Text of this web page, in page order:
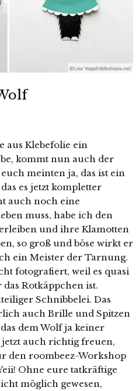
aus Klebefolie ein
kommt nun auch der
meinten ja, das ist ein
es jetzt kompletter
auch noch eine
muss, habe ich den
und ihre Klamotten
so groß und böse wirkt er
ein Meister der Tarnung.
fotografiert, weil es quasi
Rotkäppchen ist.
Schnibbelei. Das
auch Brille und Spitzen
dem Wolf ja keiner
auch richtig freuen,
den roombeez-Workshop
Ohne eure tatkräftige
möglich gewesen,